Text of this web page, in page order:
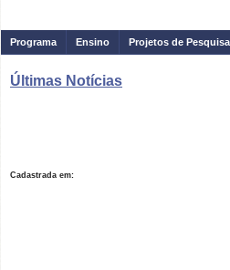
Programa Ensino Projetos de Pesquisa
Últimas Notícias
Cadastrada em: